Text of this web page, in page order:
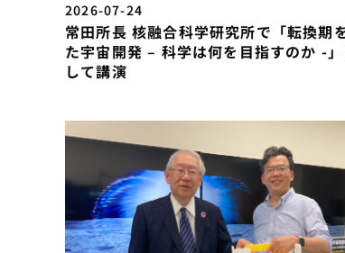
2026-07-24
常田所長 核融合科学研究所で「転換期
た宇宙開発 – 科学は何を目指すのか -
して講演